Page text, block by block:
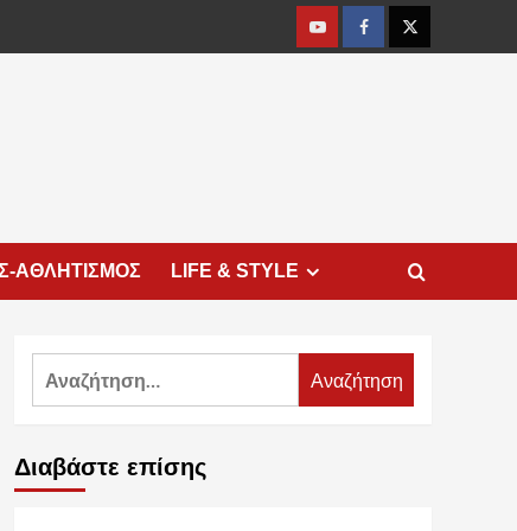
YoutubeFacebookTwitter
ΑΘΛΗΤΙΣΜΟΣ LIFE & STYLE
Αναζήτηση
Διαβάστε επίσης